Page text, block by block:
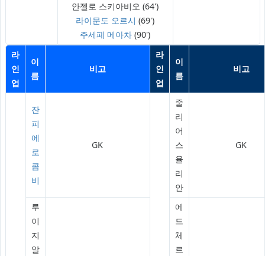
안젤로 스키아비오 (64')
라이문도 오르시 (69')
주세페 메아차 (90')
라
인
업
이
름
비고
라
인
업
이
름
비고
잔
피
에
로
콤
비
GK
줄
리
어
스
율
리
안
GK
루
이
지
알
에
드
체
르